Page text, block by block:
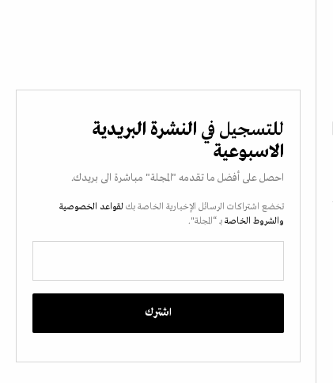
للتسجيل في النشرة البريدية
الاسبوعية
احصل على أفضل ما تقدمه "المجلة" مباشرة الى بريدك.
تخضع اشتراكات الرسائل الإخبارية الخاصة بك لقواعد الخصوصية
والشروط الخاصة بـ “المجلة".